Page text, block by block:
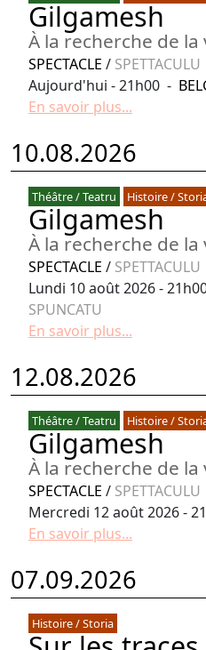
Gilgamesh
À la recherche de la
SPECTACLE / SPETTACULU
Aujourd'hui - 21h00 -
En savoir plus...
10.08.2026
Théâtre / Teatru Histoire /
Gilgamesh
À la recherche de la
SPECTACLE / SPETTACULU
Lundi 10 août 2026 -
SPUNCATU
En savoir plus...
12.08.2026
Théâtre / Teatru Histoire /
Gilgamesh
À la recherche de la
SPECTACLE / SPETTACULU
Mercredi 12 août 2026 -
En savoir plus...
07.09.2026
Histoire / Storia